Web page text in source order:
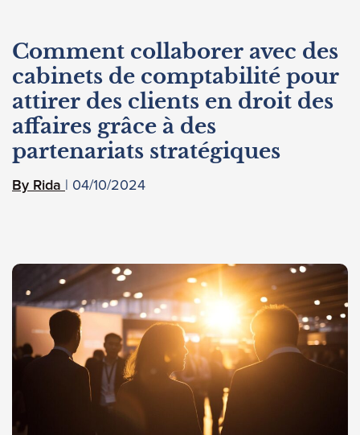
Comment collaborer avec des
cabinets de comptabilité pour
attirer des clients en droit des
affaires grâce à des
partenariats stratégiques
Rida 04/10/2024